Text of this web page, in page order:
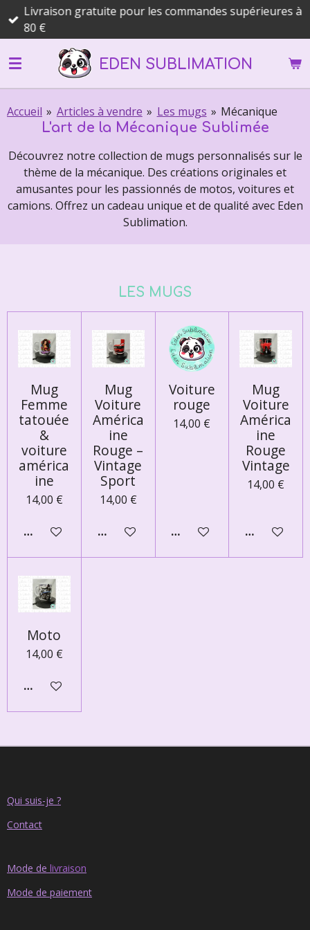
Passer
principal
EDEN SUBLIMATION
Livraison gratuite pour les commandes supérieures à
80 €
Accueil » Articles à vendre » Les mugs » Mécanique
L'art de la Mécanique Sublimée
Découvrez notre collection de mugs personnalisés sur le
thème de la mécanique. Des créations originales et
amusantes pour les passionnés de motos, voitures et
camions. Offrez un cadeau unique et de qualité avec Eden
Sublimation.
LES MUGS
Mug
Femme
tatouée
&
voiture
américa
ine
14,00 €
AJOUTER AU PANIER
Mug
Voiture
América
ine
Rouge –
Vintage
Sport
14,00 €
AJOUTER AU PANIER
Voiture
rouge
14,00 €
AJOUTER AU PANIER
Mug
Voiture
América
ine
Rouge
Vintage
14,00 €
AJOUTER
Moto
14,00 €
AJOUTER AU PANIER
Qui suis-je ?
Contact
Mode de livraison
Mode de paiement